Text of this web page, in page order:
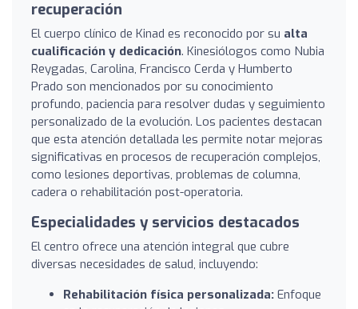
recuperación
El cuerpo clínico de Kinad es reconocido por su alta
cualificación y dedicación. Kinesiólogos como Nubia
Reygadas, Carolina, Francisco Cerda y Humberto
Prado son mencionados por su conocimiento
profundo, paciencia para resolver dudas y seguimiento
personalizado de la evolución. Los pacientes destacan
que esta atención detallada les permite notar mejoras
significativas en procesos de recuperación complejos,
como lesiones deportivas, problemas de columna,
cadera o rehabilitación post-operatoria.
Especialidades y servicios destacados
El centro ofrece una atención integral que cubre
diversas necesidades de salud, incluyendo:
Rehabilitación física personalizada: Enfoque